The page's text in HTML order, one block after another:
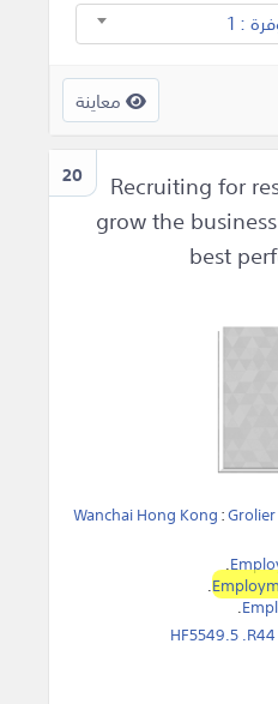
: 1
معاينة
20
Recruiting for
grow the
best
Wanchai Hong Kong:
.
.
.
HF5549.5